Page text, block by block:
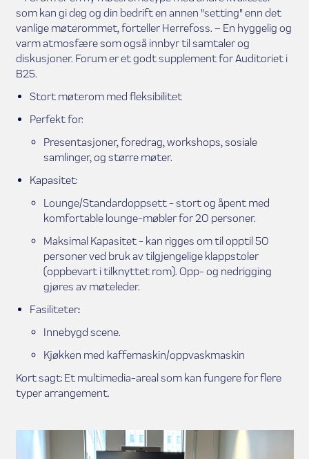
som kan gi deg og din bedrift en annen "setting" enn det
vanlige møterommet, forteller Herrefoss. – En hyggelig og
varm atmosfære som også innbyr til samtaler og
diskusjoner. Forum er et godt supplement for Auditoriet i
B25.
Stort møterom med fleksibilitet
Perfekt for:
Presentasjoner, foredrag, workshops, sosiale
samlinger, og større møter.
Kapasitet:
Lounge/Standardoppsett - stort og åpent med
komfortable lounge-møbler for 20 personer.
Maksimal Kapasitet - kan rigges om til opptil 50
personer ved bruk av tilgjengelige klappstoler
(oppbevart i tilknyttet rom). Opp- og nedrigging
gjøres av møteleder.
Fasiliteter:
Innebygd scene.
Kjøkken med kaffemaskin/oppvaskmaskin
Kort sagt: Et multimedia-areal som kan fungere for flere
typer arrangement.